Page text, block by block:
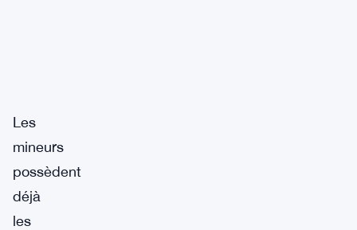
Les
mineurs
possèdent
déjà
les